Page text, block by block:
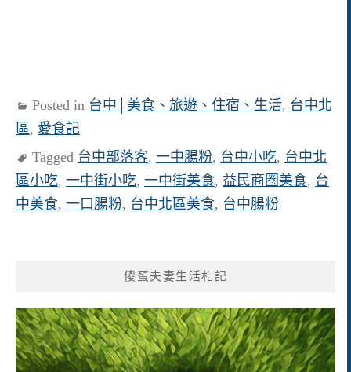
Posted in 台中│美食、旅遊、住宿、生活, 台中北
區, 愛食記
Tagged 台中部落客, 一中腸粉, 台中小吃, 台中北
區小吃, 一中街小吃, 一中街美食, 益民商圈美食, 台
中美食, 一口腸粉, 台中北區美食, 台中腸粉
傻蛋夫妻生活札記